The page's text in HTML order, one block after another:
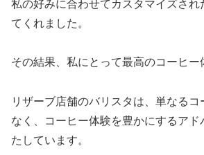
私の好みに合わせてカスタマイズされ
てくれました。
その結果、私にとって最高のコーヒー
リザーブ店舗のバリスタは、単なる
なく、コーヒー体験を豊かにするア
たしています。